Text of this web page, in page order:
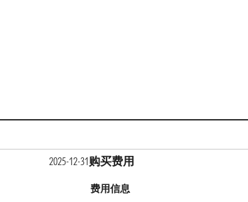
2025-12-31购买费用
费用信息